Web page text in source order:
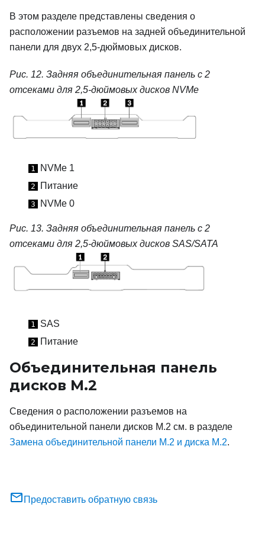
В этом разделе представлены сведения о
расположении разъемов на задней объединительной
панели для двух 2,5-дюймовых дисков.
Рис. 12. Задняя объединительная панель с 2
отсеками для 2,5-дюймовых дисков NVMe
1 NVMe 1
2 Питание
3 NVMe 0
Рис. 13. Задняя объединительная панель с 2
отсеками для 2,5-дюймовых дисков SAS/SATA
1 SAS
2 Питание
Объединительная панель
дисков M.2
Сведения о расположении разъемов на
объединительной панели дисков M.2 см. в разделе
Замена объединительной панели M.2 и диска M.2.
Предоставить обратную связь